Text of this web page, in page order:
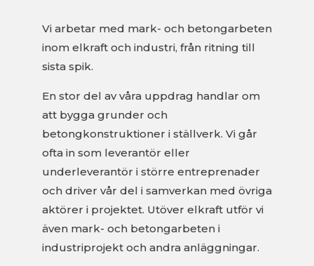
Vi arbetar med mark- och betongarbeten
inom elkraft och industri, från ritning till
sista spik.
En stor del av våra uppdrag handlar om
att bygga grunder och
betongkonstruktioner i ställverk. Vi går
ofta in som leverantör eller
underleverantör i större entreprenader
och driver vår del i samverkan med övriga
aktörer i projektet. Utöver elkraft utför vi
även mark- och betongarbeten i
industriprojekt och andra anläggningar.